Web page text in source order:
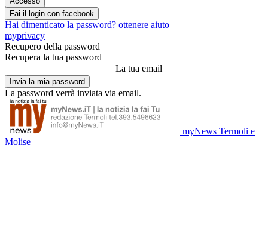
Fai il login con facebook
Hai dimenticato la password? ottenere aiuto
myprivacy
Recupero della password
Recupera la tua password
La tua email
La password verrà inviata via email.
myNews Termoli e
Molise